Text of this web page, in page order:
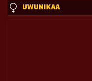
UWUNIKAA